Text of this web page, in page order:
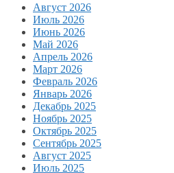
Август 2026
Июль 2026
Июнь 2026
Май 2026
Апрель 2026
Март 2026
Февраль 2026
Январь 2026
Декабрь 2025
Ноябрь 2025
Октябрь 2025
Сентябрь 2025
Август 2025
Июль 2025